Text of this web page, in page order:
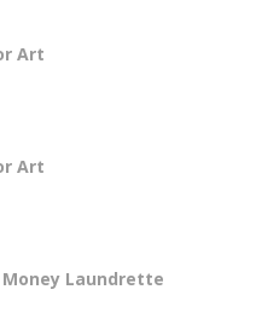
Art
Art
Laundrette